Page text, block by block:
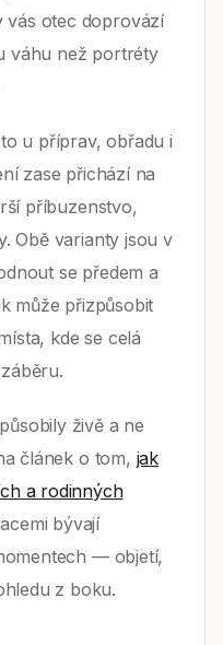
vás otec doprovází
váhu než portréty
u příprav, obřadu i
zase přichází na
příbuzenstvo,
Obě varianty jsou v
se předem a
může přizpůsobit
kde se celá
živě a ne
článek o tom, jak
a rodinných
bývají
— objetí,
z boku.